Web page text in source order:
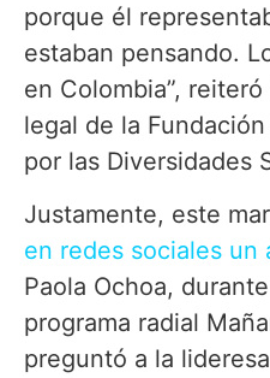
porque él
estaban pensando.
en Colombia”,
legal de la
por las Diversidades
Justamente, este
en redes sociales un
Paola Ochoa,
programa radial
preguntó a la